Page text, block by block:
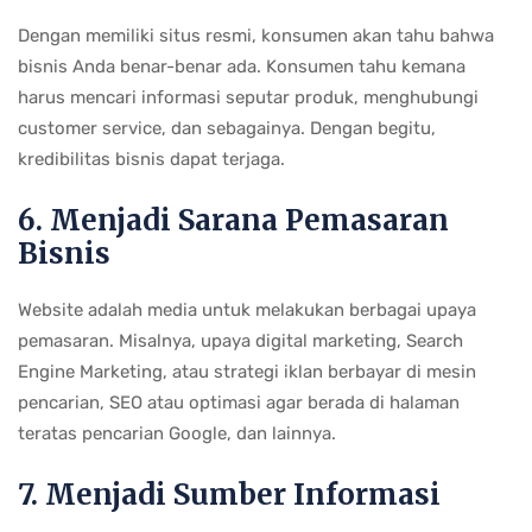
Dengan memiliki situs resmi, konsumen akan tahu bahwa
bisnis Anda benar-benar ada. Konsumen tahu kemana
harus mencari informasi seputar produk, menghubungi
customer service, dan sebagainya. Dengan begitu,
kredibilitas bisnis dapat terjaga.
6. Menjadi Sarana Pemasaran
Bisnis
Website adalah media untuk melakukan berbagai upaya
pemasaran. Misalnya, upaya digital marketing, Search
Engine Marketing, atau strategi iklan berbayar di mesin
pencarian, SEO atau optimasi agar berada di halaman
teratas pencarian Google, dan lainnya.
7. Menjadi Sumber Informasi